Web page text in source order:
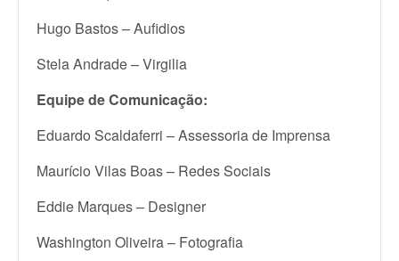
Hugo Bastos – Aufidios
Stela Andrade – Virgilia
Equipe de Comunicação:
Eduardo Scaldaferri – Assessoria de Imprensa
Maurício Vilas Boas – Redes Sociais
Eddie Marques – Designer
Washington Oliveira – Fotografia